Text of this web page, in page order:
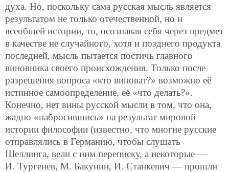
духа. Но, поскольку сама русская мысль является
результатом не только отечественной, но и
всеобщей истории, то, осознавая себя через предмет
в качестве не случайного, хотя и позднего продукта
последней, мысль пытается постичь главного
виновника своего происхождения. Только после
разрешения вопроса «кто виноват?» возможно её
истинное самоопределение, её «что делать?».
Конечно, нет вины русской мысли в том, что она,
жадно «набросившись» на результат мировой
истории философии (известно, что многие русские
отправлялись в Германию, чтобы слушать
Шеллинга, вели с ним переписку, а некоторые —
И. Тургенев, М. Бакунин, И. Станкевич — прошли